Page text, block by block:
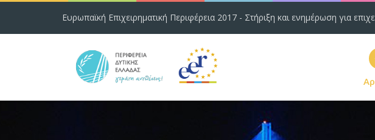
Ευρωπαϊκή Επιχειρηματική Περιφέρεια 2017 - Στήριξη και ενημέρωση για